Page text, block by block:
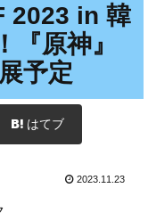
2023 in 韓
『原神』
予定
はてブ
2023.11.23